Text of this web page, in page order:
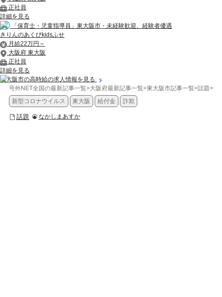
正社員
詳細を見る
「保育士・児童指導員」東大阪市・未経験歓迎、経験者優遇
きりんのあくびkidsふせ
月給22万円～
大阪府 東大阪
正社員
詳細を見る
東大阪市の高時給の求人情報を見る
号外NET全国の最新記事一覧>大阪府最新記事一覧>東大阪市記事一覧>話題>【
新型コロナウイルス
東大阪 給付金 詐欺
話題 なかしまあすか